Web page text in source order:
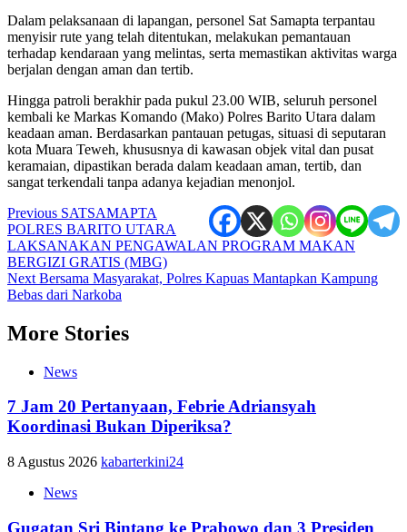
Dalam pelaksanaan di lapangan, personel Sat Samapta terpantau
menyisir rute yang telah ditentukan, melakukan pemantauan
terhadap kendaraan yang melintas, serta memastikan aktivitas warga
berjalan dengan aman dan tertib.
Hingga patroli berakhir pada pukul 23.00 WIB, seluruh personel
kembali ke Markas Komando (Mako) Polres Barito Utara dalam
keadaan aman. Berdasarkan pantauan petugas, situasi di seputaran
kota Muara Teweh, khususnya di kawasan objek vital dan pusat
keramaian, dipastikan berada dalam keadaan aman, tertib, dan
sangat terkendali tanpa adanya kejadian menonjol.
Post
navigation
Previous SATSAMAPTA
POLRES BARITO UTARA
LAKSANAKAN PENGAWALAN PROGRAM MAKAN
BERGIZI GRATIS (MBG)
Next Bersama Masyarakat, Polres Kapuas Mantapkan Kampung
Bebas dari Narkoba
More Stories
News
7 Jam 20 Pertanyaan, Febrie Adriansyah
Koordinasi Bukan Diperiksa?
8 Agustus 2026 kabarterkini24
News
Gugatan Sri Bintang ke Prabowo dan 3 Presiden